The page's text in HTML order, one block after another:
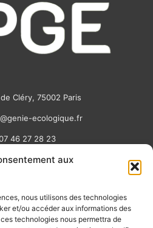
aux
nous utilisons des technologies
et/ou accéder aux informations des
technologies nous permettra de
Cléry, 75002 Paris
ecologique.fr
46 27 28 23
i
n
o
u